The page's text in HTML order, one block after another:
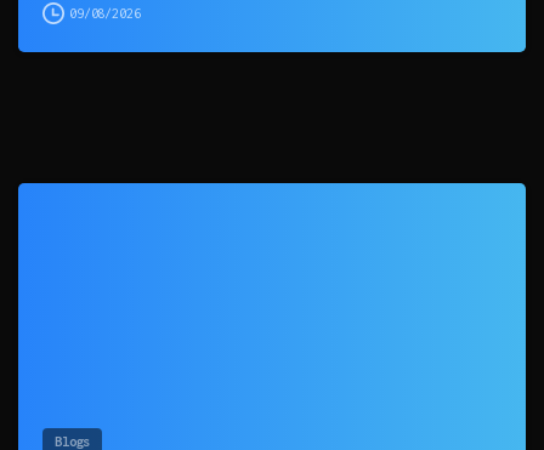
09/08/2026
Blogs